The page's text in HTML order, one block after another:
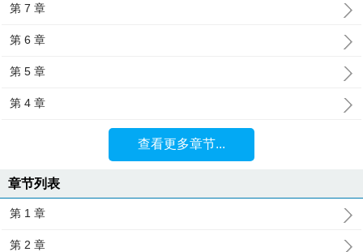
第 7 章
第 6 章
第 5 章
第 4 章
查看更多章节...
章节列表
第 1 章
第 2 章